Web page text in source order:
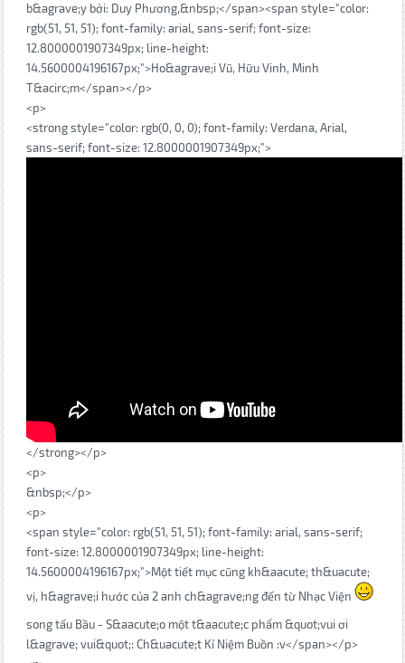
b&agrave;y bởi: Duy Phương,&nbsp;</span><span style="color:
rgb(51, 51, 51); font-family: arial, sans-serif; font-size:
12.8000001907349px; line-height:
14.5600004196167px;">Ho&agrave;i Vũ, Hữu Vinh, Minh
T&acirc;m</span></p>
<p>
<strong style="color: rgb(0, 0, 0); font-family: Verdana, Arial,
sans-serif; font-size: 12.8000001907349px;">
</strong></p>
<p>
&nbsp;</p>
<p>
<span style="color: rgb(51, 51, 51); font-family: arial, sans-serif;
font-size: 12.8000001907349px; line-height:
14.5600004196167px;">Một tiết mục cũng kh&aacute; th&uacute;
vị, h&agrave;i hước của 2 anh ch&agrave;ng đến từ Nhạc Viện
song tấu Bầu - S&aacute;o một t&aacute;c phẩm &quot;vui ơi
l&agrave; vui&quot;: Ch&uacute;t Kỉ Niệm Buồn :v</span></p>